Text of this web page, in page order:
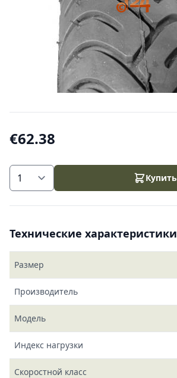
€62.38
Купить
Технические характеристики
Размер
Производитель
Модель
Индекс нагрузки
Скоростной класс